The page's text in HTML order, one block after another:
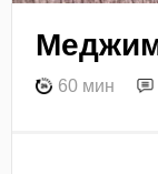
60 мин